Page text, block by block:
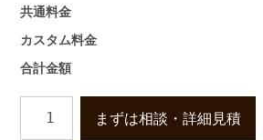
共通料金
カスタム料金
合計金額
まずは相談・詳細見積